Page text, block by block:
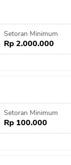
Setoran Minimum
Rp 2.000.000
Setoran Minimum
Rp 100.000